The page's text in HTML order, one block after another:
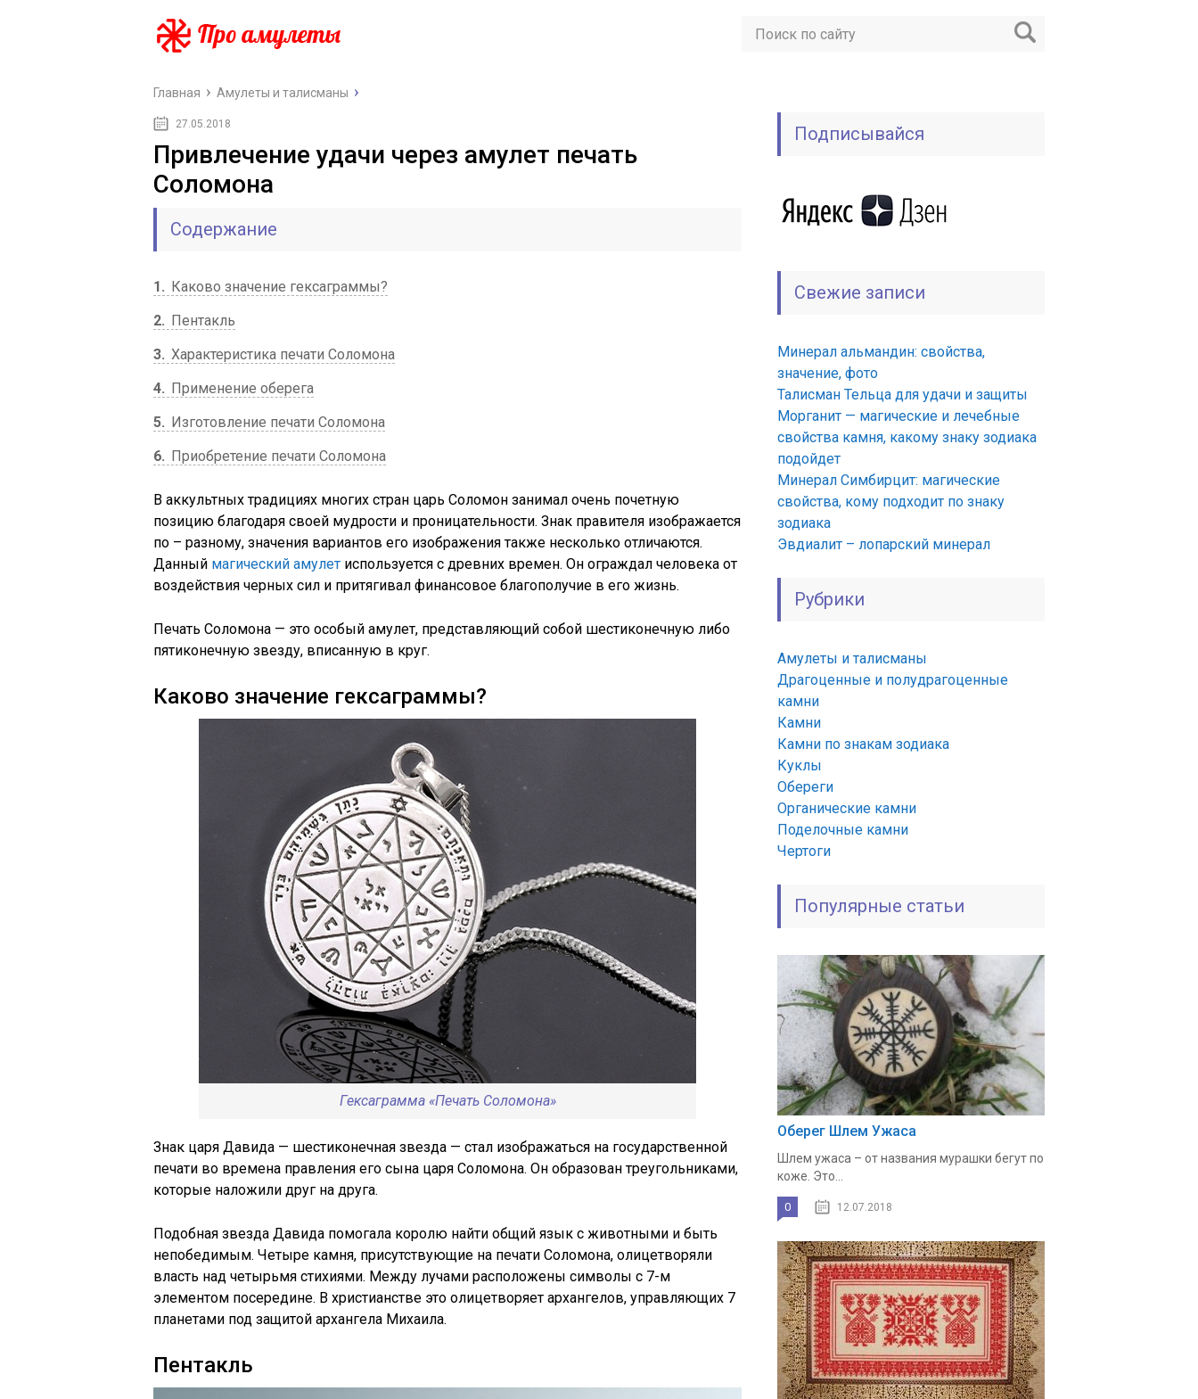
Главная Амулеты и талисманы
27.05.2018
Привлечение удачи через амулет печать
Соломона
Содержание
1
Каково значение гексаграммы?
2
Пентакль
3 Характеристика печати Соломона
4
Применение оберега
5
Изготовление печати Соломона
6
Приобретение печати Соломона
В аккультных традициях многих стран царь Соломон занимал очень почетную
позицию благодаря своей мудрости и проницательности. Знак правителя изображается
по – разному, значения вариантов его изображения также несколько отличаются.
Данный магический амулет используется с древних времен. Он ограждал человека от
воздействия черных сил и притягивал финансовое благополучие в его жизнь.
Печать Соломона — это особый амулет, представляющий собой шестиконечную либо
пятиконечную звезду, вписанную в круг.
Каково значение гексаграммы?
Гексаграмма «Печать Соломона»
Знак царя Давида — шестиконечная звезда — стал изображаться на государственной
печати во времена правления его сына царя Соломона. Он образован треугольниками,
которые наложили друг на друга.
Подобная звезда Давида помогала королю найти общий язык с животными и быть
непобедимым. Четыре камня, присутствующие на печати Соломона, олицетворяли
власть над четырьмя стихиями. Между лучами расположены символы с 7-м
элементом посередине. В христианстве это олицетворяет архангелов, управляющих 7
планетами под защитой архангела Михаила.
Пентакль
Подписывайся
Свежие записи
Минерал альмандин: свойства,
значение, фото
Талисман Тельца для удачи и защиты
Морганит — магические и лечебные
свойства камня, какому знаку зодиака
подойдет
Минерал Симбирцит: магические
свойства, кому подходит по знаку
зодиака
Эвдиалит – лопарский минерал
Рубрики
Амулеты и талисманы
Драгоценные и полудрагоценные
камни
Камни
Камни по знакам зодиака
Куклы
Обереги
Органические камни
Поделочные камни
Чертоги
Популярные статьи
Оберег Шлем Ужаса
Шлем ужаса – от названия мурашки бегут по
коже. Это...
0 12.07.2018